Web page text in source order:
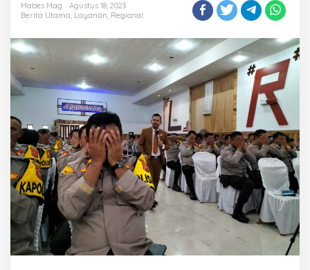
t
k
P
o
s
i
R
W
J
e
l
n
g
Mabes Mag
Agustus 18, 2023
Berita Utama, Layanan, Regional